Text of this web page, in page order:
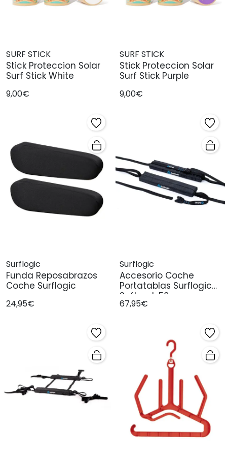
SURF STICK
Stick Proteccion Solar
Surf Stick White
9,00€
SURF STICK
Stick Proteccion Solar
Surf Stick Purple
9,00€
Surflogic
Funda Reposabrazos
Coche Surflogic
24,95€
Surflogic
Accesorio Coche
Portatablas Surflogic
Softrack 50c
67,95€